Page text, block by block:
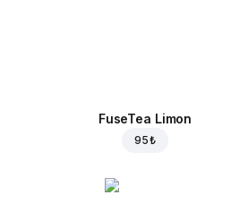
FuseTea Limon
95 ₺